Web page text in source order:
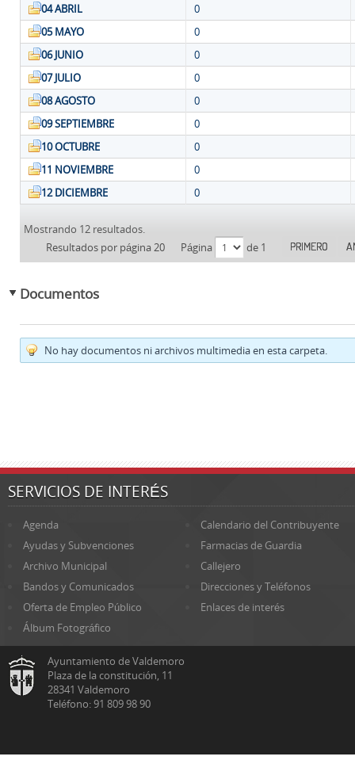
04 ABRIL
0
05 MAYO
0
06 JUNIO
0
07 JULIO
0
08 AGOSTO
0
09 SEPTIEMBRE
0
10 OCTUBRE
0
11 NOVIEMBRE
0
12 DICIEMBRE
0
Mostrando 12 resultados.
Resultados por página 20
Página de 1 PRIMERO
Documentos
No hay documentos ni archivos multimedia en esta carpeta.
SERVICIOS DE INTERÉS
Agenda
Calendario del Contribuyente
Ayudas y Subvenciones
Farmacias de Guardia
Archivo Municipal
Callejero
Bandos y Comunicados
Direcciones y Teléfonos
Oferta de Empleo Público
Enlaces de interés
Álbum Fotográfico
Ayuntamiento de Valdemoro
Plaza de la constitución, 11
28341 Valdemoro
Teléfono: 91 809 98 90